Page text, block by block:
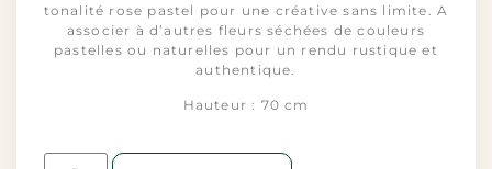
tonalité rose pastel pour une créative sans limite. A
associer à d’autres fleurs séchées de couleurs
pastelles ou naturelles pour un rendu rustique et
authentique.
Hauteur : 70 cm